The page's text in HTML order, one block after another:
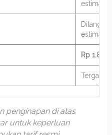
estimasi
estimasi
Rp
penginapan di atas
untuk keperluan